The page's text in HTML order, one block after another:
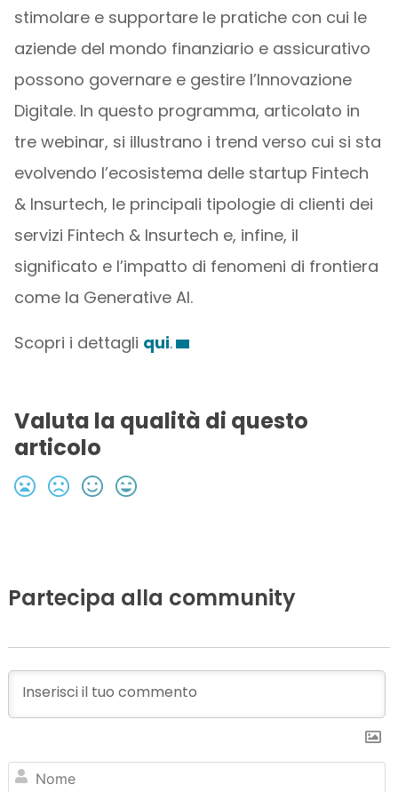
stimolare e supportare le pratiche con cui le
aziende del mondo finanziario e assicurativo
possono governare e gestire l’Innovazione
Digitale. In questo programma, articolato in
tre webinar, si illustrano i trend verso cui si sta
evolvendo l’ecosistema delle startup Fintech
& Insurtech, le principali tipologie di clienti dei
servizi Fintech & Insurtech e, infine, il
significato e l’impatto di fenomeni di frontiera
come la Generative AI.
Scopri i dettagli qui.
Valuta la qualità di questo
articolo
Partecipa alla community